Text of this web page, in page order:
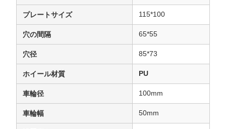
プレートサイズ 115*100
穴の間隔 65*55
穴径 85*73
ホイール材質 PU
車輪径 100mm
車輪幅 50mm